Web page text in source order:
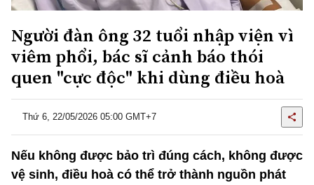
Người đàn ông 32 tuổi nhập viện vì
viêm phổi, bác sĩ cảnh báo thói
quen "cực độc" khi dùng điều hoà
Thứ 6, 22/05/2026 05:00 GMT+7
Nếu không được bảo trì đúng cách, không được
vệ sinh, điều hoà có thể trở thành nguồn phát